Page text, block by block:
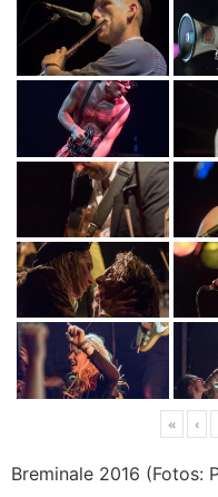
« ‹
Breminale 2016 (Fotos: